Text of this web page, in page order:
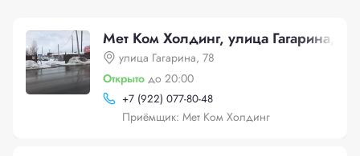
Мет Ком Холдинг, улица Гагарина, 78
улица Гагарина, 78
Открыто до 20:00
+7 (922) 077-80-48
Приёмщик: Мет Ком Холдинг